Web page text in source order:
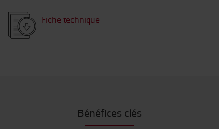
Fiche technique
Bénéfices clés